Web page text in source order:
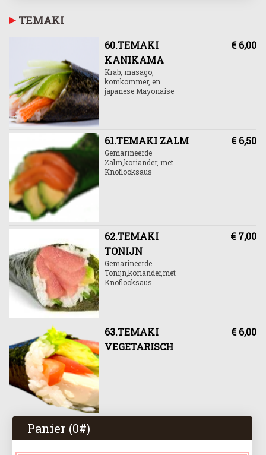
TEMAKI
60.TEMAKI
KANIKAMA
Krab, masago,
komkommer, en
japanese Mayonaise
€ 6,00
61.TEMAKI ZALM
Gemarineerde
Zalm,koriander, met
Knoflooksaus
€ 6,50
62.TEMAKI
TONIJN
Gemarineerde
Tonijn,koriander,met
Knoflooksaus
€ 7,00
63.TEMAKI
VEGETARISCH
€ 6,00
Panier (0#)